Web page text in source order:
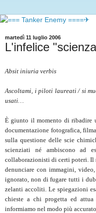
martedì 11 luglio 2006
L'infelice
Absit iniuria verbis
Ascoltami, i piloti laureati / si
usati…
È giunto il momento di ribadire
documentazione fotografica,
sulla questione delle scie
scienziati né ambiscono ad
collaborazionisti di certi poteri. Il
denunciare con immagini,
ignorato, non di fugare tutti i
zelanti accoliti. Le spiegazioni
chieste a chi progetta ed
informiamo nel modo più